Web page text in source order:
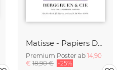
Matisse - Papiers Découpés, pink und violett
Premium Poster ab 14,90
€ 18,90 € -25%